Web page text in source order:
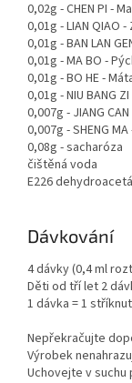
0,02g - CHEN PI -
0,01g - LIAN QIAO
0,01g - BAN LAN
0,01g - MA BO -
0,01g - BO HE -
0,01g - NIU BANG
0,007g - JIANG
0,007g - SHENG
0,08g - sacharóza
čištěná voda
E226
Dávkování
4 dávky (0,4 ml
Děti od tří let 2
1 dávka = 1
Nepřekračujte
Výrobek
Uchovejte v suchu